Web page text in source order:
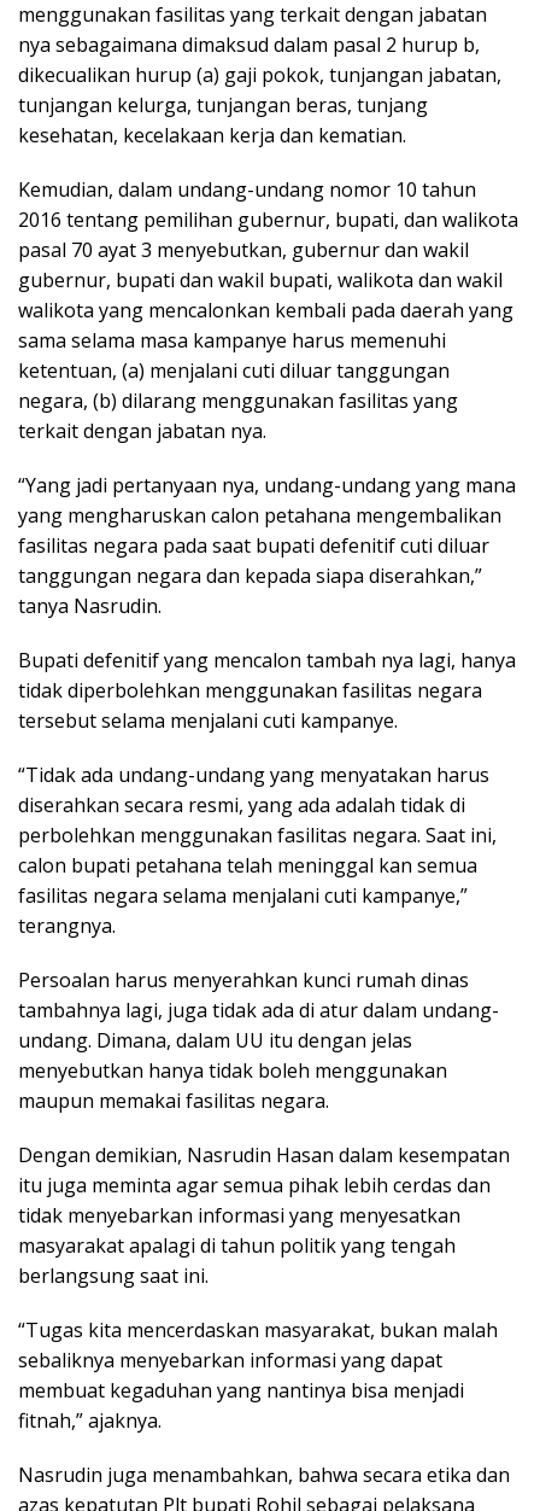
menggunakan fasilitas yang terkait dengan jabatan
nya sebagaimana dimaksud dalam pasal 2 hurup b,
dikecualikan hurup (a) gaji pokok, tunjangan jabatan,
tunjangan kelurga, tunjangan beras, tunjang
kesehatan, kecelakaan kerja dan kematian.
Kemudian, dalam undang-undang nomor 10 tahun
2016 tentang pemilihan gubernur, bupati, dan walikota
pasal 70 ayat 3 menyebutkan, gubernur dan wakil
gubernur, bupati dan wakil bupati, walikota dan wakil
walikota yang mencalonkan kembali pada daerah yang
sama selama masa kampanye harus memenuhi
ketentuan, (a) menjalani cuti diluar tanggungan
negara, (b) dilarang menggunakan fasilitas yang
terkait dengan jabatan nya.
“Yang jadi pertanyaan nya, undang-undang yang mana
yang mengharuskan calon petahana mengembalikan
fasilitas negara pada saat bupati defenitif cuti diluar
tanggungan negara dan kepada siapa diserahkan,”
tanya Nasrudin.
Bupati defenitif yang mencalon tambah nya lagi, hanya
tidak diperbolehkan menggunakan fasilitas negara
tersebut selama menjalani cuti kampanye.
“Tidak ada undang-undang yang menyatakan harus
diserahkan secara resmi, yang ada adalah tidak di
perbolehkan menggunakan fasilitas negara. Saat ini,
calon bupati petahana telah meninggal kan semua
fasilitas negara selama menjalani cuti kampanye,”
terangnya.
Persoalan harus menyerahkan kunci rumah dinas
tambahnya lagi, juga tidak ada di atur dalam undang-
undang. Dimana, dalam UU itu dengan jelas
menyebutkan hanya tidak boleh menggunakan
maupun memakai fasilitas negara.
Dengan demikian, Nasrudin Hasan dalam kesempatan
itu juga meminta agar semua pihak lebih cerdas dan
tidak menyebarkan informasi yang menyesatkan
masyarakat apalagi di tahun politik yang tengah
berlangsung saat ini.
“Tugas kita mencerdaskan masyarakat, bukan malah
sebaliknya menyebarkan informasi yang dapat
membuat kegaduhan yang nantinya bisa menjadi
fitnah,” ajaknya.
Nasrudin juga menambahkan, bahwa secara etika dan
azas kepatutan Plt bupati Rohil sebagai pelaksana